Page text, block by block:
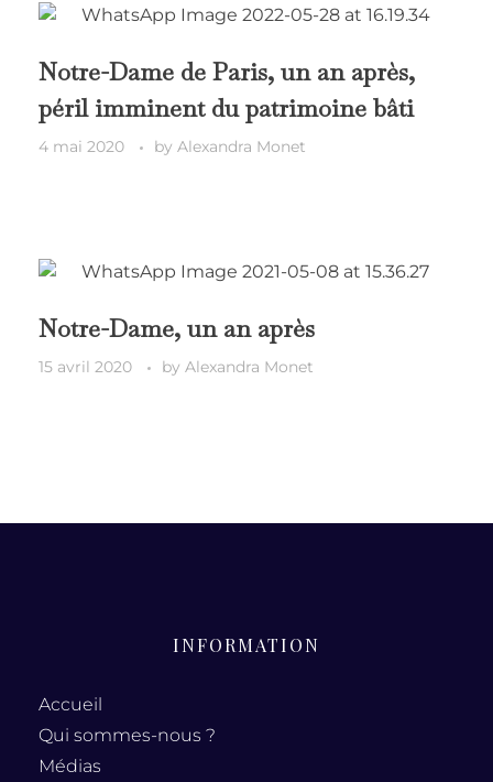
Notre-Dame de Paris, un an après,
péril imminent du patrimoine bâti
4 mai 2020 by Alexandra Monet
Notre-Dame, un an après
15 avril 2020 by Alexandra Monet
INFORMATION
Accueil
Qui sommes-nous ?
Médias